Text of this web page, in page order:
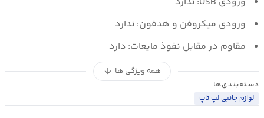
ورودی ميکروفن و هدفون: ندارد
مقاوم در مقابل نفوذ مايعات: دارد
همه ویژگی ها arrow_downward
دسته‌بندی‌ها
لوازم جانبی لپ تاپ